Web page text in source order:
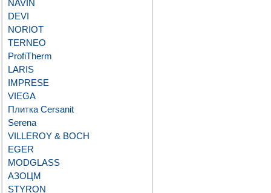
NAVIN
DEVI
NORIOT
TERNEO
ProfiTherm
LARIS
IMPRESE
VIEGA
Плитка Cersanit
Serena
VILLEROY & BOCH
EGER
MODGLASS
АЗОЦМ
STYRON